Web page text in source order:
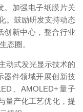
。加强电子纸膜片关
。鼓励研发支持动态
创新中心，整合行业
态圈。
动式发光显示技术的
器件领域开展创新技
、AMOLED+量子
量产化工艺优化，提